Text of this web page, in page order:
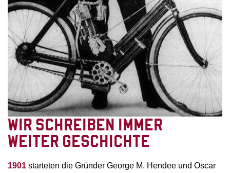
WIR SCHREIBEN IMMER
WEITER GESCHICHTE
1901 starteten die Gründer George M. Hendee und Oscar